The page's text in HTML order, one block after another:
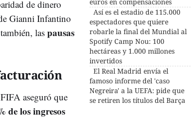
Así es el estadio de 115.000
espectadores que quiere
robarle la final del Mundial al
Spotify Camp Nou: 100
hectáreas y 1.000 millones
invertidos
El Real Madrid envía el
famoso informe del 'caso
Negreira' a la UEFA: pide que
se retiren los títulos del Barça
de dinero
Gianni Infantino
las pausas
aseguró que
de los ingresos